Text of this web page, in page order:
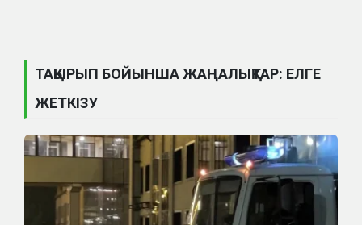
ТАҚЫРЫП БОЙЫНША ЖАҢАЛЫҚТАР: ЕЛГЕ
ЖЕТКІЗУ